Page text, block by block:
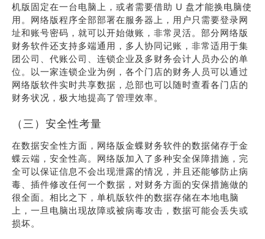
机版固定在一台电脑上，或者需要借助 U 盘才能换电脑使
用。网络版程序全部部署在服务器上，用户只需要登录网
址和账号密码，就可以开始做账，非常灵活。部分网络版
财务软件还支持多端通用，多人协同记账，非常适用于集
团公司、代账公司、连锁企业及多财务会计人员办公的单
位。以一家连锁企业为例，各个门店的财务人员可以通过
网络版软件实时共享数据，总部也可以随时查看各门店的
财务状况，极大地提高了管理效率。
（三）安全性考量
在数据安全性方面，网络版金蝶财务软件的数据储存于金
蝶云端，安全性高。网络版加入了多种安全保障措施，完
全可以保证信息不会出现泄露的情况，并且还能够防止病
毒、插件修改任何一个数据，对财务方面的安保措施做的
很全面。相比之下，单机版软件的数据存储在本地电脑
上，一旦电脑出现故障或被病毒攻击，数据可能会丢失或
损坏。